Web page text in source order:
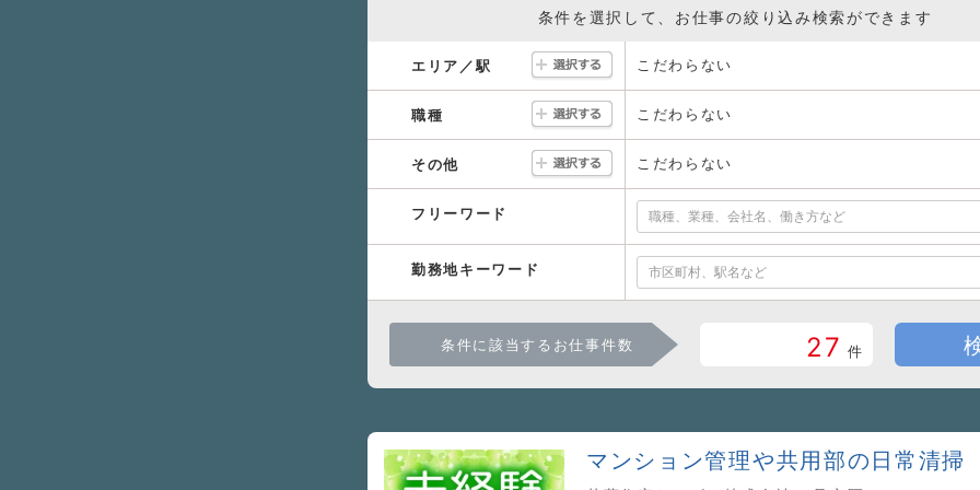
条件を選択して、お仕事の絞り込み検索ができます
エリア／駅 こだわらない
職種 こだわらない
その他 こだわらない
フリーワード
勤務地キーワード
条件に該当するお仕事件数 27 件
マンション管理や共用部の日常清掃